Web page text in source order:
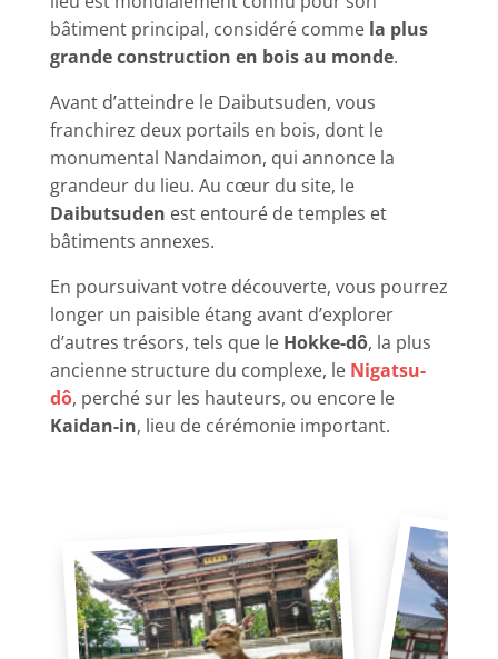
bâtiment principal, considéré comme la plus
grande construction en bois au monde.
Avant d’atteindre le Daibutsuden, vous
franchirez deux portails en bois, dont le
monumental Nandaimon, qui annonce la
grandeur du lieu. Au cœur du site, le
Daibutsuden est entouré de temples et
bâtiments annexes.
En poursuivant votre découverte, vous pourrez
longer un paisible étang avant d’explorer
d’autres trésors, tels que le Hokke-dô, la plus
ancienne structure du complexe, le Nigatsu-
dô, perché sur les hauteurs, ou encore le
Kaidan-in, lieu de cérémonie important.